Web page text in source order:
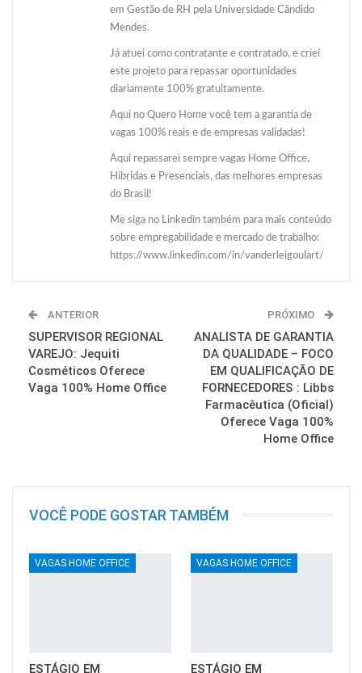
em Gestão de RH pela Universidade Cândido
Mendes.
Já atuei como contratante e contratado, e criei
este projeto para repassar oportunidades
diariamente 100% gratuitamente.
Aqui no Quero Home você tem a garantia de
vagas 100% reais e de empresas validadas!
Aqui repassarei sempre vagas Home Office,
Híbridas e Presenciais, das melhores empresas
do Brasil!
Me siga no Linkedin também para mais conteúdo
sobre empregabilidade e mercado de trabalho:
https://www.linkedin.com/in/vanderleigoulart/
ANTERIOR
SUPERVISOR REGIONAL
VAREJO: Jequiti
Cosméticos Oferece
Vaga 100% Home Office
PRÓXIMO
ANALISTA DE GARANTIA
DA QUALIDADE – FOCO
EM QUALIFICAÇÃO DE
FORNECEDORES : Libbs
Farmacêutica (Oficial)
Oferece Vaga 100%
Home Office
VOCÊ PODE GOSTAR TAMBÉM
VAGAS HOME OFFICE
ESTÁGIO EM
VAGAS HOME OFFICE
ESTÁGIO EM